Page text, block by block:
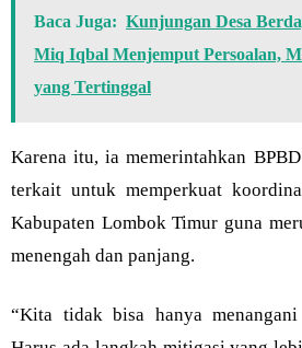
Baca Juga: Kunjungan Desa
Miq Iqbal Menjemput Persoalan,
yang Tertinggal
Karena itu, ia memerintahkan
terkait untuk memperkuat
Kabupaten Lombok Timur guna
menengah dan panjang.
“Kita tidak bisa hanya